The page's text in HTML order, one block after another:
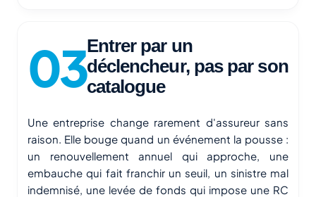
Entrer par un
déclencheur, pas par son
catalogue
Une entreprise change rarement d'assureur sans
raison. Elle bouge quand un événement la pousse :
un renouvellement annuel qui approche, une
embauche qui fait franchir un seuil, un sinistre mal
indemnisé, une levée de fonds qui impose une RC